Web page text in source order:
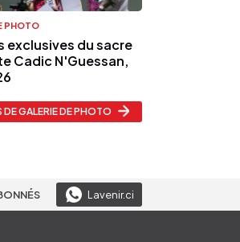
PHOTO
exclusives du sacre
Cadic N'Guessan,
DE GALERIE DE PHOTO
Lavenir.ci